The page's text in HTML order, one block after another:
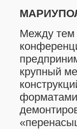
Между тем
крупный